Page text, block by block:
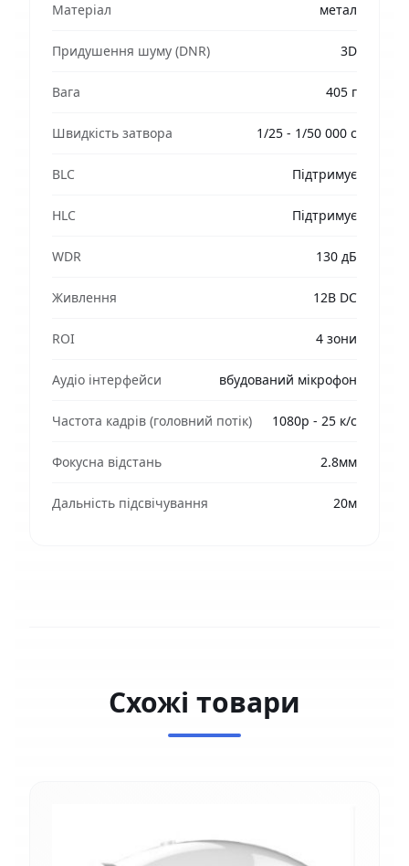
Матеріал метал
Придушення шуму (DNR) 3D
Вага 405 г
Швидкість затвора 1/25 - 1/50 000 c
BLC Підтримує
HLC Підтримує
WDR 130 дБ
Живлення 12В DC
ROI 4 зони
Аудіо інтерфейси вбудований мікрофон
Частота кадрів (головний потік) 1080p - 25 к/с
Фокусна відстань 2.8мм
Дальність підсвічування 20м
Схожі товари